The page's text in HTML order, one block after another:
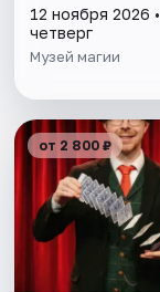
12 ноября 2026 •
четверг
Музей магии
от 2 800 ₽